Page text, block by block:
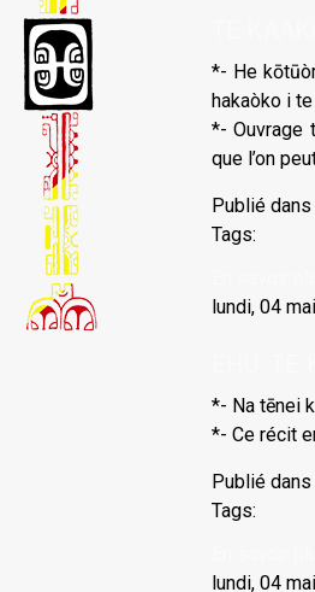
*- He
hakaòko i
*- Ouvrage
que l’on
Publié dans
Tags:
lundi, 04
*- Na tēnei
*- Ce récit
Publié dans
Tags:
lundi, 04